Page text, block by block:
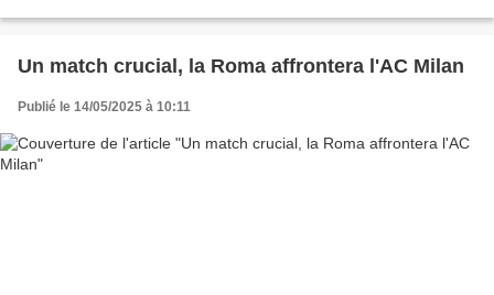
Un match crucial, la Roma affrontera l'AC Milan
Publié le 14/05/2025 à 10:11